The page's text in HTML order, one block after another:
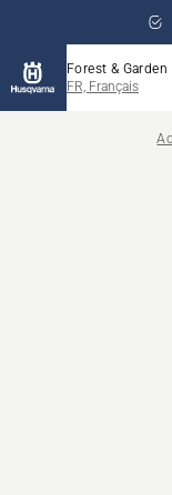
Forest & Garden
FR, Français